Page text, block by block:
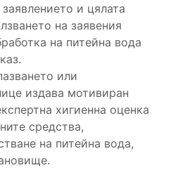
и цялата
на заявения
на питейна вода
или
издава мотивиран
хигиенна оценка
средства,
на питейна вода,